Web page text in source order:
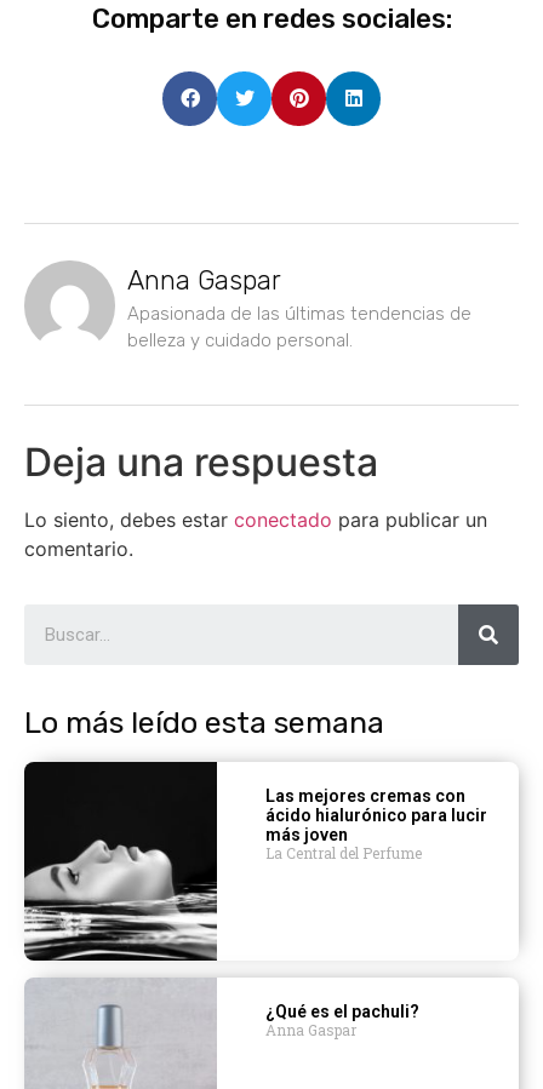
Comparte en redes sociales:
Anna Gaspar
Apasionada de las últimas tendencias de
belleza y cuidado personal.
Deja una respuesta
Lo siento, debes estar conectado para publicar un
comentario.
Lo más leído esta semana
Las mejores cremas con
ácido hialurónico para lucir
más joven
La Central del Perfume
¿Qué es el pachuli?
Anna Gaspar